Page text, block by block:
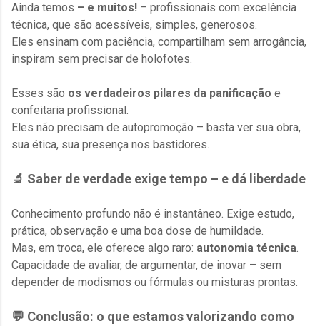
Ainda temos – e muitos! – profissionais com excelência
técnica, que são acessíveis, simples, generosos.
Eles ensinam com paciência, compartilham sem arrogância,
inspiram sem precisar de holofotes.
Esses são os verdadeiros pilares da panificação e
confeitaria profissional.
Eles não precisam de autopromoção – basta ver sua obra,
sua ética, sua presença nos bastidores.
🔬 Saber de verdade exige tempo – e dá liberdade
Conhecimento profundo não é instantâneo. Exige estudo,
prática, observação e uma boa dose de humildade.
Mas, em troca, ele oferece algo raro: autonomia técnica.
Capacidade de avaliar, de argumentar, de inovar – sem
depender de modismos ou fórmulas ou misturas prontas.
💬 Conclusão: o que estamos valorizando como